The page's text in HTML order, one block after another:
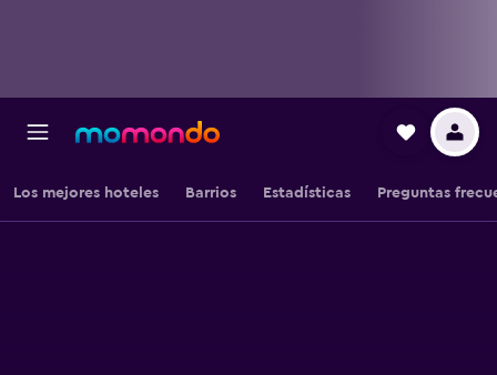
Los mejores hoteles Barrios Estadísticas Preguntas